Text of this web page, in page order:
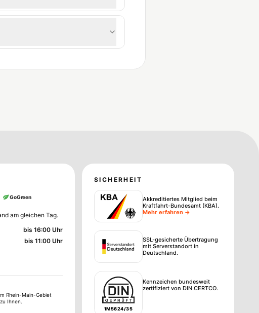
GoGreen
am gleichen Tag.
bis 16:00 Uhr
bis 11:00 Uhr
Rhein-Main-Gebiet
Ihnen.
SICHERHEIT
Akkreditiertes Mitglied beim
Kraftfahrt-Bundesamt (KBA).
Mehr erfahren →
SSL-gesicherte Übertragung
mit Serverstandort in
Deutschland.
1M5624/35
Kennzeichen bundesweit
zertifiziert von DIN CERTCO.